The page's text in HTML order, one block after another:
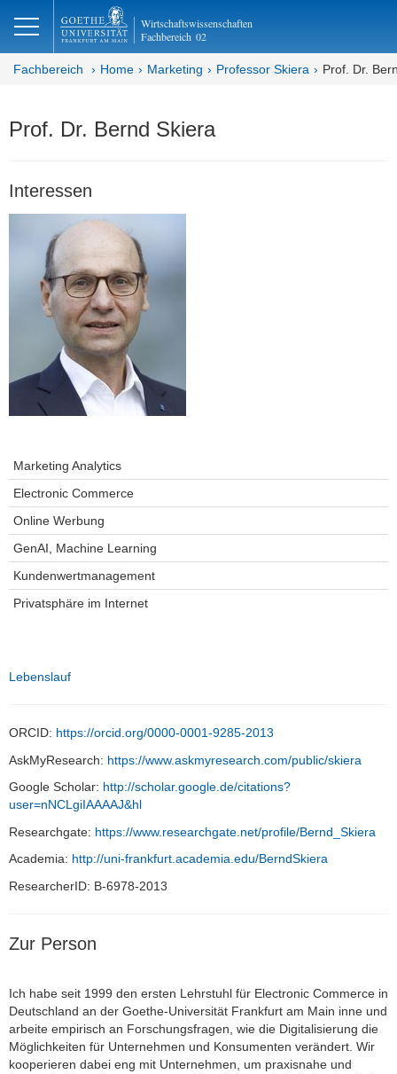
Wirtschaftswissenschaften
Fachbereich 02
Fachbereich Home Marketing Professor Skiera Prof. Dr.
Prof. Dr. Bernd Skiera
Interessen
Marketing Analytics
Electronic Commerce
Online Werbung
GenAI, Machine Learning
Kundenwertmanagement
Privatsphäre im Internet
Lebenslauf
ORCID: https://orcid.org/0000-0001-9285-2013
AskMyResearch: https://www.askmyresearch.com/public/skiera
Google Scholar: http://scholar.google.de/citations?
user=nNCLgiIAAAAJ&hl
Researchgate: https://www.researchgate.net/profile/Bernd_Skiera
Academia: http://uni-frankfurt.academia.edu/BerndSkiera
ResearcherID: B-6978-2013
Zur Person
Ich habe seit 1999 den ersten Lehrstuhl für Electronic Commerce in
Deutschland an der Goethe-Universität Frankfurt am Main inne und
arbeite empirisch an Forschungsfragen, wie die Digitalisierung die
Möglichkeiten für Unternehmen und Konsumenten verändert. Wir
kooperieren dabei eng mit Unternehmen, um praxisnahe und